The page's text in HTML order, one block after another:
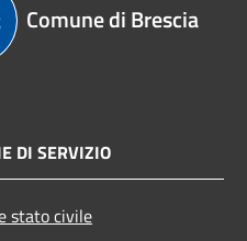
Comune di Brescia
DI SERVIZIO
stato civile